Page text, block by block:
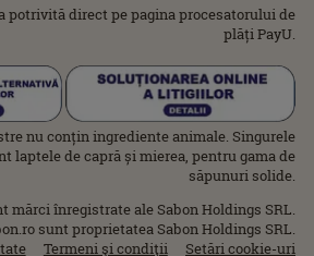
potrivită direct pe pagina procesatorului de
plăți PayU.
nu conțin ingrediente animale. Singurele
laptele de capră și mierea, pentru gama de
săpunuri solide.
mărci înregistrate ale Sabon Holdings SRL.
sunt proprietatea Sabon Holdings SRL.
Termeni şi condiţii Setări cookie-uri